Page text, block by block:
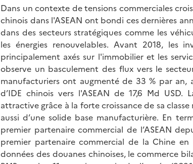
Dans un contexte de tensions commerciales
chinois dans l'ASEAN ont bondi ces dernières
dans des secteurs stratégiques comme les
les énergies renouvelables. Avant 2018, les
principalement axés sur l'immobilier et les
observe un basculement des flux vers le
manufacturiers ont augmenté de 33 % par
d’IDE chinois vers l'ASEAN de 17,6 Md
attractive grâce à la forte croissance de sa
aussi d’une solide base manufacturière. En
premier partenaire commercial de l’ASEAN
premier partenaire commercial de la Chine en
données des douanes chinoises, le commerce